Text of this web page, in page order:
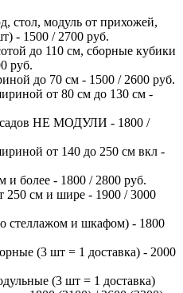
стол, модуль от прихожей,
- 1500 / 2700 руб.
до 110 см, сборные кубики
руб.
до 70 см - 1500 / 2600 руб.
от 80 см до 130 см -
НЕ МОДУЛИ - 1800 /
от 140 до 250 см вкл -
более - 1800 / 2800 руб.
см и шире - 1900 / 3000
стеллажом и шкафом) - 1800
(3 шт = 1 доставка) - 2000
(3 шт = 1 доставка)